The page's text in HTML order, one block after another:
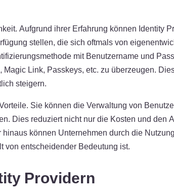
Aufgrund ihrer Erfahrung können Identity
stellen, die sich oftmals von
mit Benutzername und
Link, Passkeys, etc. zu überzeugen.
steigern.
Sie können die Verwaltung von
Dies reduziert nicht nur die Kosten und
können Unternehmen durch die
von entscheidender Bedeutung ist.
Providern